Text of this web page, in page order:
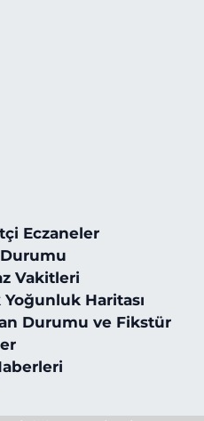
Eczaneler
Vakitleri
Haritası
Durumu ve Fikstür